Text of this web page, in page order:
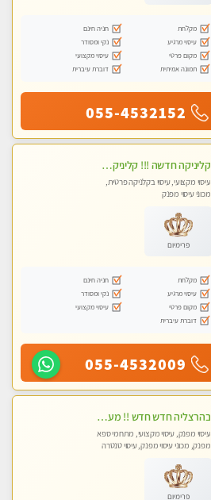
מקלחת
חניה חינם
עיסוי מרגיע
נקי ומסודר
מקום פרטי
עיסוי מקצועי
תמונה אמיתית
דוברת עיברית
055-4532152
קליניקה חדשה !!! קליניקה פרטית ואיכותית במיוחד בהרצליה
עיסוי מקצועי, עיסוי בקלניקה פרטית,
מכוני עיסוי מפנק
פרימיום
מקלחת
חניה חינם
עיסוי מרגיע
נקי ומסודר
מקום פרטי
עיסוי מקצועי
דוברת עיברית
055-4532009
בהרצליה חדש חדש !! מעסה מקצועית צעירה ואיכותית פרטי!!!
עיסוי מפנק, עיסוי מקצועי, מתחמי ספא
מפנק, מכוני עיסוי מפנק, עיסוי טנטרה
פרימיום